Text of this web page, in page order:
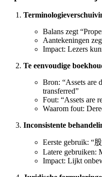
Balans zegt
Aantekeningen
Impact: Lezers
Te eenvoudige
Bron: “Assets are
transferred”
Fout: “Assets are
Waarom fout:
Inconsistente
Eerste gebruik: “
Latere gebruiken:
Impact: Lijkt